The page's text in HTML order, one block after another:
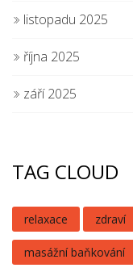
listopadu 2025
října 2025
září 2025
TAG CLOUD
relaxace zdraví
masážní baňkování